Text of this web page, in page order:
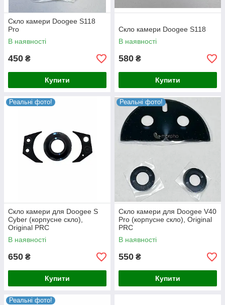
Скло камери Doogee S118
Pro
В наявності
450 ₴
Купити
Скло камери Doogee S118
В наявності
580 ₴
Купити
Реальні фото!
Скло камери для Doogee S
Cyber (корпусне скло),
Original PRC
В наявності
650 ₴
Купити
Реальні фото!
Скло камери для Doogee V40
Pro (корпусне скло), Original
PRC
В наявності
550 ₴
Купити
Реальні фото!